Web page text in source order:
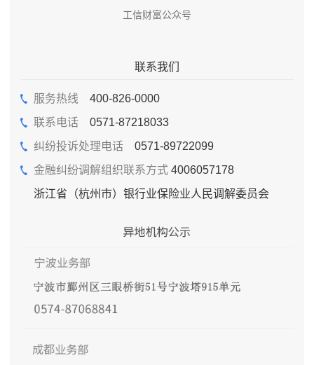
工信财富公众号
联系我们
服务热线 400-826-0000
联系电话0571-87218033
纠纷投诉处理电话0571-89722099
金融纠纷调解组织联系方式4006057178
浙江省（杭州市）银行业保险业人民调解委员会